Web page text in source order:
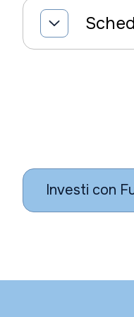
Investi con